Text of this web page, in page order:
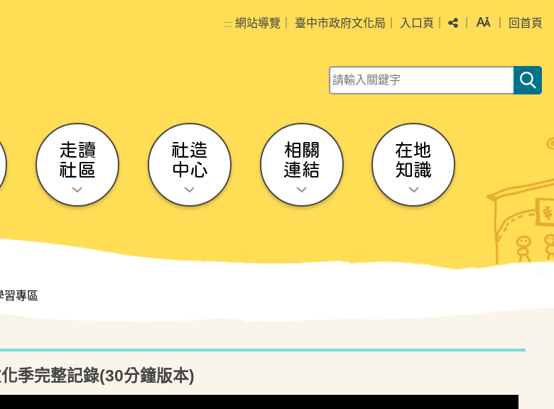
::: 網站導覽 臺中市政府文化局 入口頁 分享 字級回首頁
關鍵字查詢
走讀
社區
社造
中心
相關
連結
在地
知識
習專區
季完整記錄(30分鐘版本)